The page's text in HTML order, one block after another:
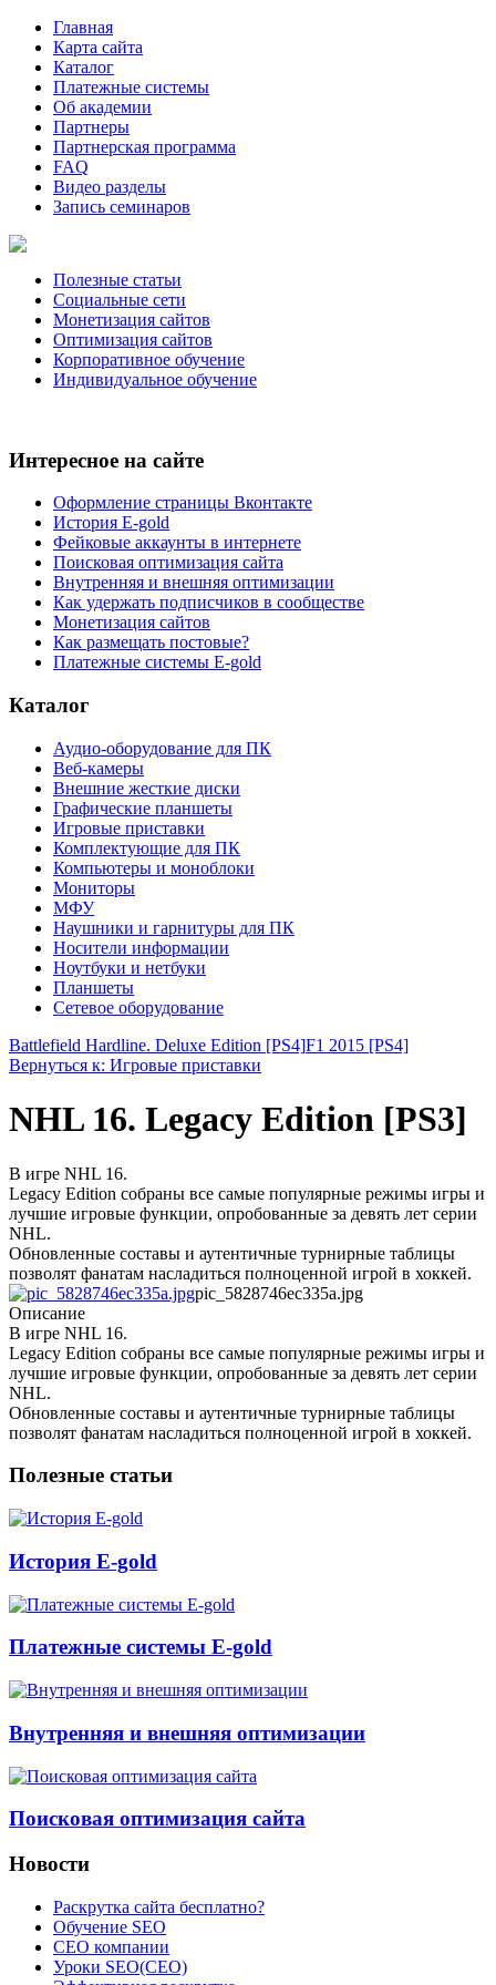
Главная
Карта сайта
Каталог
Платежные системы
Об академии
Партнеры
Партнерская программа
FAQ
Видео разделы
Запись семинаров
Полезные статьи
Социальные сети
Монетизация сайтов
Оптимизация сайтов
Корпоративное обучение
Индивидуальное обучение
Интересное на сайте
Оформление страницы Вконтакте
История E-gold
Фейковые аккаунты в интернете
Поисковая оптимизация сайта
Внутренняя и внешняя оптимизации
Как удержать подписчиков в сообществе
Монетизация сайтов
Как размещать постовые?
Платежные системы E-gold
Каталог
Аудио-оборудование для ПК
Веб-камеры
Внешние жесткие диски
Графические планшеты
Игровые приставки
Комплектующие для ПК
Компьютеры и моноблоки
Мониторы
МФУ
Наушники и гарнитуры для ПК
Носители информации
Ноутбуки и нетбуки
Планшеты
Сетевое оборудование
Battlefield Hardline. Deluxe Edition [PS4]F1 2015 [PS4]
Вернуться к: Игровые приставки
NHL 16. Legacy Edition [PS3]
В игре NHL 16.
Legacy Edition собраны все самые популярные режимы игры и
лучшие игровые функции, опробованные за девять лет серии
NHL.
Обновленные составы и аутентичные турнирные таблицы
позволят фанатам насладиться полноценной игрой в хоккей.
pic_5828746ec335a.jpg
Описание
В игре NHL 16.
Legacy Edition собраны все самые популярные режимы игры и
лучшие игровые функции, опробованные за девять лет серии
NHL.
Обновленные составы и аутентичные турнирные таблицы
позволят фанатам насладиться полноценной игрой в хоккей.
Полезные статьи
История E-gold
Платежные системы E-gold
Внутренняя и внешняя оптимизации
Поисковая оптимизация сайта
Новости
Раскрутка сайта бесплатно?
Обучение SEO
CEO компании
Уроки SEO(СЕО)